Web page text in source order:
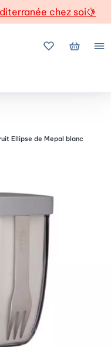
chez soi🍋
Mes favoris
Mon
Ellipse de Mepal blanc